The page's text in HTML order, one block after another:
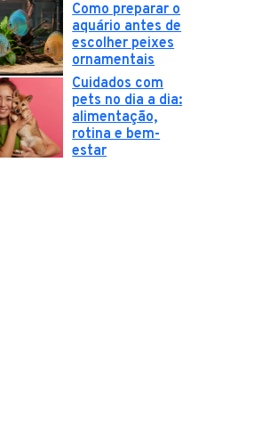
Como preparar o
aquário antes de
escolher peixes
ornamentais
Cuidados com
pets no dia a dia:
alimentação,
rotina e bem-
estar